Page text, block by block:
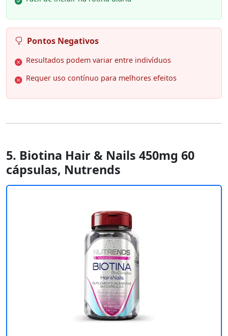
Pontos Negativos
Resultados podem variar entre indivíduos
Requer uso contínuo para melhores efeitos
5. Biotina Hair & Nails 450mg 60
cápsulas, Nutrends